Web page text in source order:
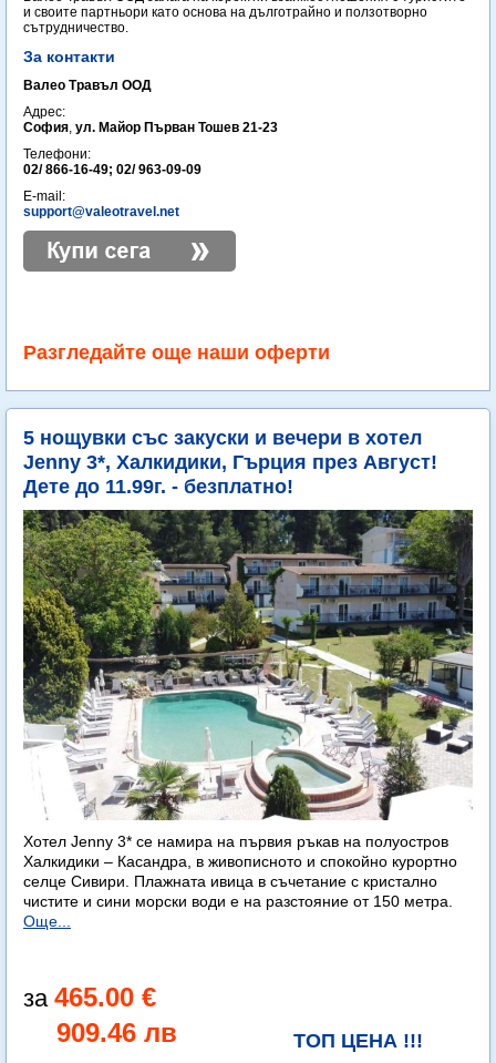
и своите партньори като основа на дълготрайно и ползотворно
сътрудничество.
За контакти
Валео Травъл ООД
Адрес:
София, ул. Майор Първан Тошев 21-23
Телефони:
02/ 866-16-49; 02/ 963-09-09
E-mail:
support@valeotravel.net
Разгледайте още наши оферти
5 нощувки със закуски и вечери в хотел
Jenny 3*, Халкидики, Гърция през Август!
Дете до 11.99г. - безплатно!
Хотел Jenny 3* се намира на първия ръкав на полуостров
Халкидики – Касандра, в живописното и спокойно курортно
селце Сивири. Плажната ивица в съчетание с кристално
чистите и сини морски води е на разстояние от 150 метра.
Още...
465.00 €
909.46 лв
ТОП ЦЕНА !!!